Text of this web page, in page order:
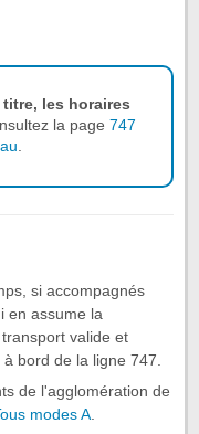
les horaires
la page 747
si accompagnés
en assume la
valide et
à bord de la ligne 747.
de l'agglomération de
modes A.